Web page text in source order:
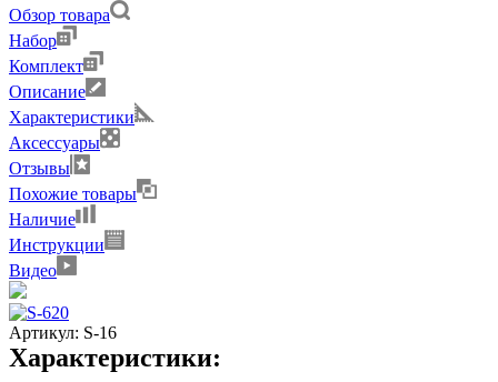
Обзор товара
Набор
Комплект
Описание
Характеристики
Аксессуары
Отзывы
Похожие товары
Наличие
Инструкции
Видео
Артикул: S-16
Характеристики: